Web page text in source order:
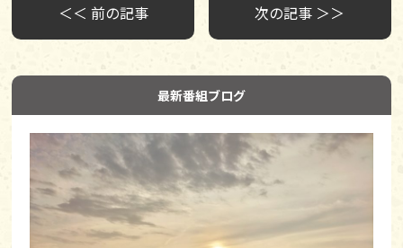
＜＜ 前の記事 次の記事 ＞＞
最新番組ブログ